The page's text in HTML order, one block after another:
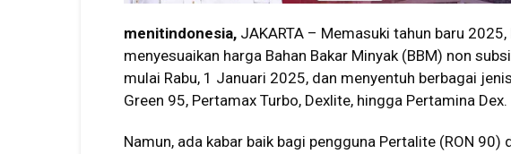
menitindonesia, JAKARTA – Memasuki tahun baru
menyesuaikan harga Bahan Bakar Minyak (BBM) non
mulai Rabu, 1 Januari 2025, dan menyentuh berbagai
Green 95, Pertamax Turbo, Dexlite, hingga Pertamina Dex.
Namun, ada kabar baik bagi pengguna Pertalite (RON 90)